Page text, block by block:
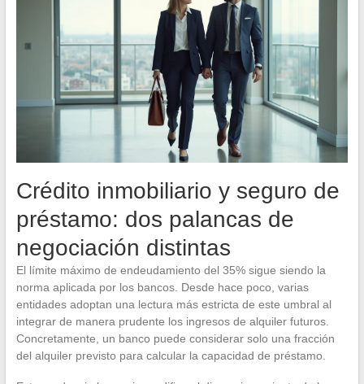
Crédito inmobiliario y seguro de
préstamo: dos palancas de
negociación distintas
El límite máximo de endeudamiento del 35% sigue siendo la
norma aplicada por los bancos. Desde hace poco, varias
entidades adoptan una lectura más estricta de este umbral al
integrar de manera prudente los ingresos de alquiler futuros.
Concretamente, un banco puede considerar solo una fracción
del alquiler previsto para calcular la capacidad de préstamo.